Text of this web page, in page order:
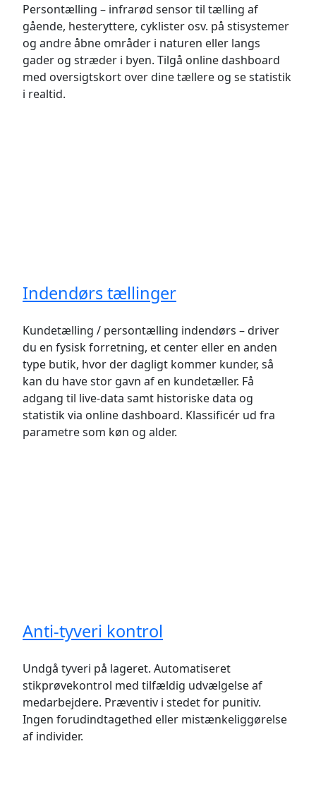
Persontælling – infrarød sensor til tælling af
gående, hesteryttere, cyklister osv. på stisystemer
og andre åbne områder i naturen eller langs
gader og stræder i byen. Tilgå online dashboard
med oversigtskort over dine tællere og se statistik
i realtid.
Indendørs tællinger
Kundetælling / persontælling indendørs – driver
du en fysisk forretning, et center eller en anden
type butik, hvor der dagligt kommer kunder, så
kan du have stor gavn af en kundetæller. Få
adgang til live-data samt historiske data og
statistik via online dashboard. Klassificér ud fra
parametre som køn og alder.
Anti-tyveri kontrol
Undgå tyveri på lageret. Automatiseret
stikprøvekontrol med tilfældig udvælgelse af
medarbejdere. Præventiv i stedet for punitiv.
Ingen forudindtagethed eller mistænkeliggørelse
af individer.